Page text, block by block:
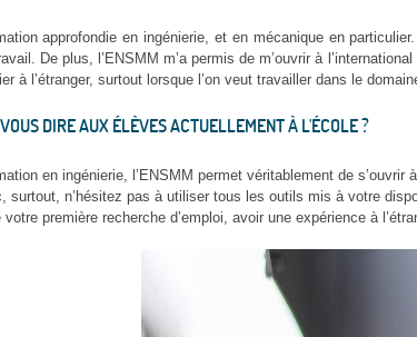
approfondie en ingénierie, et en mécanique en
De plus, l’ENSMM m’a permis de m’ouvrir à
à l’étranger, surtout lorsque l’on veut travailler dans le
DIRE AUX ÉLÈVES ACTUELLEMENT À L'ÉCOLE ?
en ingénierie, l’ENSMM permet véritablement de
surtout, n’hésitez pas à utiliser tous les outils mis à votre
première recherche d’emploi, avoir une expérience à